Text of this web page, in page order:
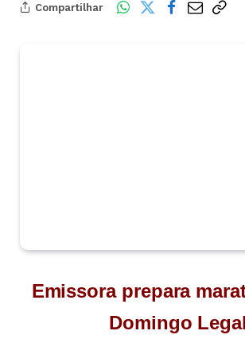
Compartilhar
Emissora prepara
Domingo Legal